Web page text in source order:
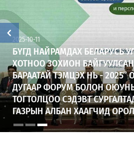
2025-10-11
БҮГД НАЙРАМДАХ БЕЛАРУСЬ
ХОТНОО ЗОХИОН
БАРААТАЙ ТЭМЦЭХ НЬ -
ДУГААР ФОРУМ БОЛОН
ТОГТОЛЦОО СЭДЭВТ
ГАЗРЫН АЛБАН ХААГЧИД